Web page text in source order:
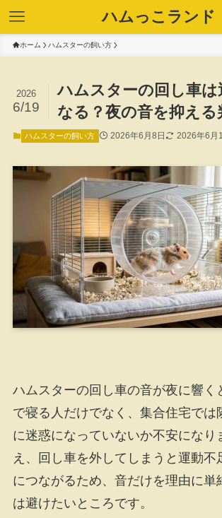
ハムっこランド
ホーム ハムスターの飼い方
ハムスターの回し車は
なる？夜の音を抑える
2026
6/19
ハムスターの飼い方 2026年6月8日 2026年6月
ハムスターの回し車の音が夜に響く
で寝る人だけでなく、集合住宅では
に迷惑になっていないか不安になり
え、回し車を外してしまうと運動不
につながるため、音だけを理由に単
は避けたいところです。